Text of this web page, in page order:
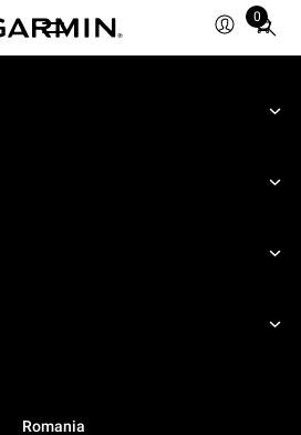
0
Total
items
cart:
Romania